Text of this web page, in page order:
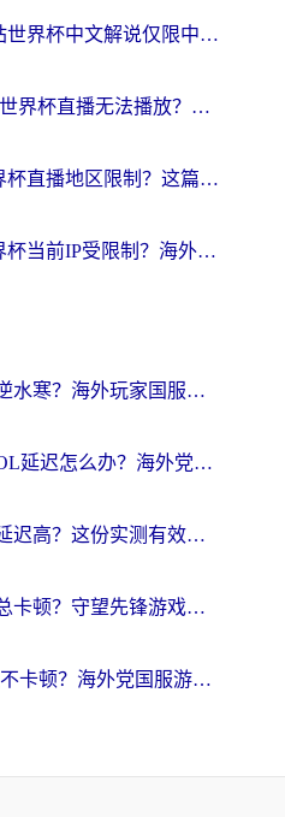
在澳大利亚看B站世界杯中文解说仅限中国大陆？这篇指南帮你打破限制看遍赛事
在海外看CCTV5世界杯直播无法播放？这篇指南让你和国内球迷同步呐喊
在韩国看B站世界杯直播地区限制？这篇指南让你告别“当前地区不可播放”
在越南看B站世界杯当前IP受限制？海外党体育观赛终极指南来了
国外可不可以打逆水寒？海外玩家国服畅玩终极指南（附漫威荒野乱斗加速方案）
在国外玩拳皇98OL延迟怎么办？海外党亲测有效的低延迟指南
国外打地铁逃生延迟高？这份实测有效的低延迟指南帮你吃鸡
海外玩守望先锋总卡顿？守望先锋游戏加速器在哪里买&避坑指南（附欧洲非洲游戏实测）
台湾怎么玩光·遇不卡顿？海外党国服游戏加速终极攻略（附实测体验）